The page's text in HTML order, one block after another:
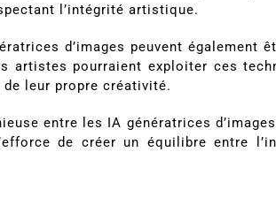
l’intégrité artistique.
d’images peuvent
artistes pourraient exploiter ces
leur propre créativité.
entre les IA génératrices
de créer un équilibre entre